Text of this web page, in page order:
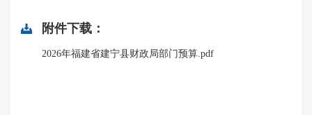
附件下载：
2026年福建省建宁县财政局部门预算.pdf